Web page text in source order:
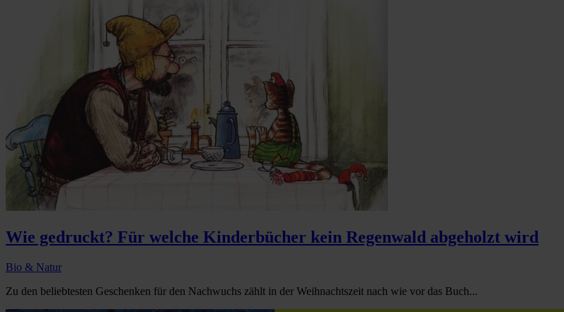
Wie gedruckt? Für welche Kinderbücher kein Regenwald abgeholzt wird
Bio & Natur
Zu den beliebtesten Geschenken für den Nachwuchs zählt in der Weihnachtszeit nach wie vor das Buch...